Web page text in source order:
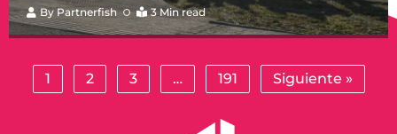
By Partnerfish 3 Min read
1 2 3 … 191 Siguiente »